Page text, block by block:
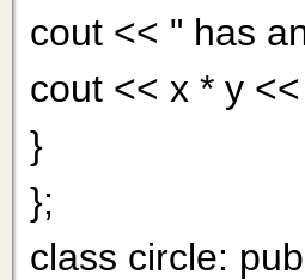
cout << " has
cout << x * у
}
};
class circle: